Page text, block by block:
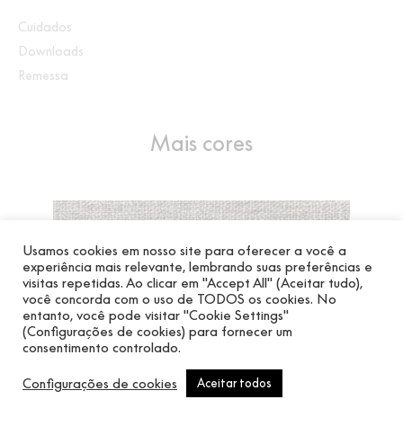
Cuidados
Downloads
Remessa
Mais cores
Usamos cookies em nosso site para oferecer a você a
experiência mais relevante, lembrando suas preferências e
visitas repetidas. Ao clicar em "Accept All" (Aceitar tudo),
você concorda com o uso de TODOS os cookies. No
entanto, você pode visitar "Cookie Settings"
(Configurações de cookies) para fornecer um
consentimento controlado.
Configurações de cookies Aceitar todos